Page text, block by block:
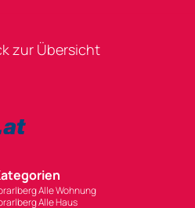
zur Übersicht
Alle Wohnung
Alle Haus